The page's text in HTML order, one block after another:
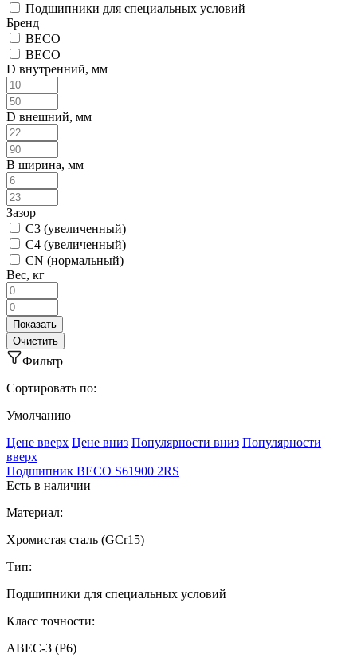
Подшипники для специальных условий
Бренд
BECO
BECO
D внутренний, мм
D внешний, мм
B ширина, мм
Зазор
C3 (увеличенный)
C4 (увеличенный)
CN (нормальный)
Вес, кг
Фильтр
Сортировать по:
Умолчанию
Ценe вверх Ценe вниз Популярности вниз Популярности
вверх
Подшипник BECO S61900 2RS
Есть в наличии
Материал:
Хромистая сталь (GCr15)
Тип:
Подшипники для специальных условий
Класс точности:
ABEC-3 (P6)